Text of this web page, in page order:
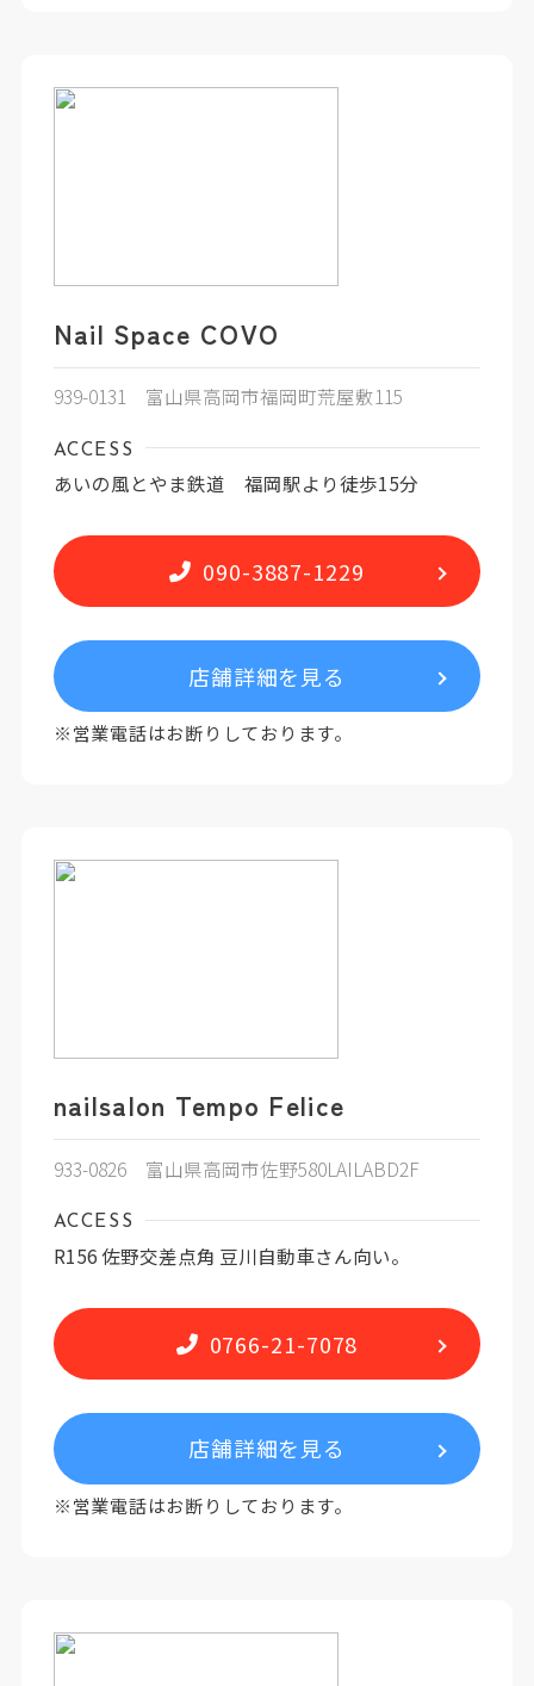
Nail Space COVO
939-0131 富山県高岡市福岡町荒屋敷115
ACCESS
あいの風とやま鉄道 福岡駅より徒歩15分
090-3887-1229
店舗詳細を見る
※営業電話はお断りしております。
nailsalon Tempo Felice
933-0826 富山県高岡市佐野580LAILABD2F
ACCESS
R156 佐野交差点角 豆川自動車さん向い。
0766-21-7078
店舗詳細を見る
※営業電話はお断りしております。